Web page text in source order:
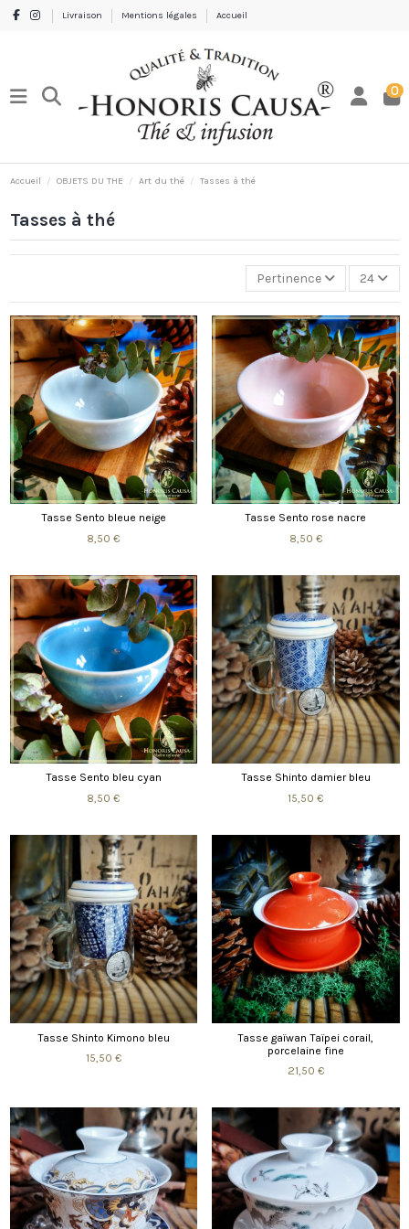
Livraison Mentions légales Accueil
0
Accueil OBJETS DU THE Art du thé Tasses à thé
Tasses à thé
Pertinence 24
Tasse Sento bleue neige
8,50 €
Tasse Sento rose nacre
8,50 €
Tasse Sento bleu cyan
8,50 €
Tasse Shinto damier bleu
15,50 €
Tasse Shinto Kimono bleu
15,50 €
Tasse gaïwan Taïpei corail,
porcelaine fine
21,50 €